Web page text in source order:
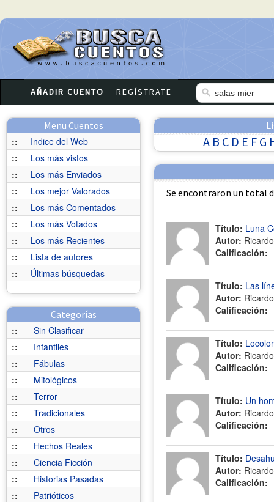
AÑADIR CUENTO REGÍSTRATE
Menu Cuentos
::
Indice del Web
::
Los más vistos
::
Los más Enviados
::
Los mejor Valorados
::
Los más Comentados
::
Los más Votados
::
Los más Recientes
::
Lista de autores
::
Últimas búsquedas
Categorías
::
Sin Clasificar
::
Infantiles
::
Fábulas
::
Mitológicos
::
Terror
::
Tradicionales
::
Otros
::
Hechos Reales
::
Ciencia Ficción
::
Historias Pasadas
::
Patrióticos
A B C D E F G
Se encontraron un total
Título: Luna
Autor:
Calificación:
Título: Las
Autor:
Calificación:
Título:
Autor:
Calificación:
Título: Un
Autor:
Calificación:
Título:
Autor:
Calificación: